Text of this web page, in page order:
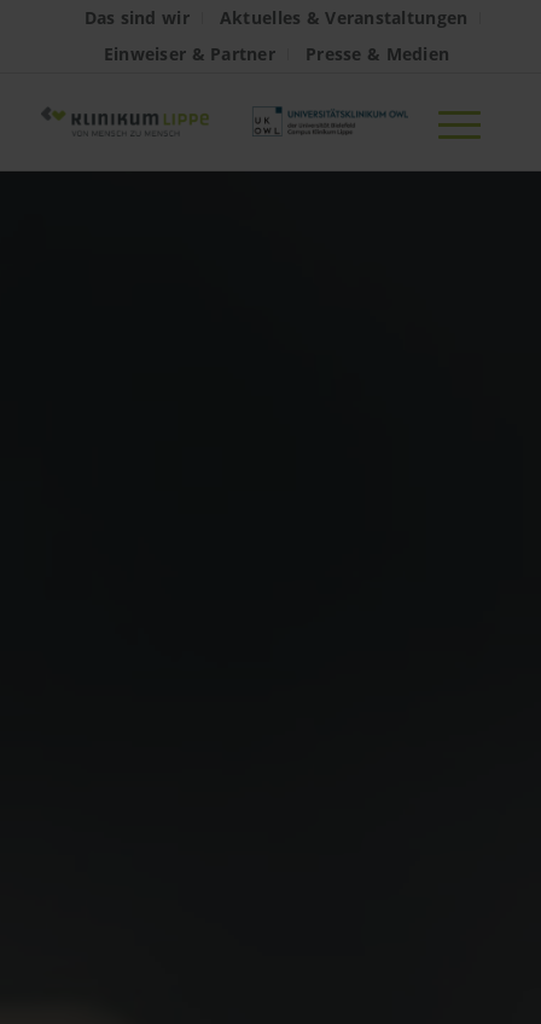
Das sind wir
Aktuelles & Veranstaltungen
Einweiser & Partner
Presse & Medien